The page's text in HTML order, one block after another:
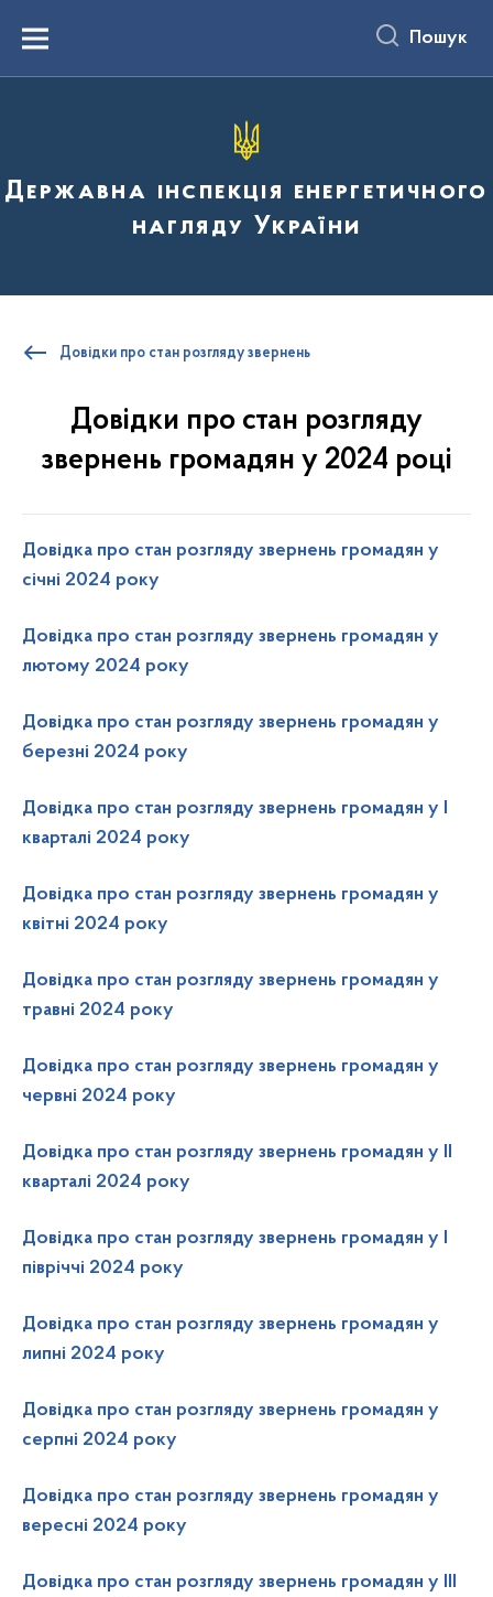
вмістуMenu Пошук
Державна інспекція енергетичного
нагляду України
Довідки про стан розгляду звернень
Довідки про стан розгляду
звернень громадян у 2024 році
Довідка про стан розгляду звернень громадян у
січні 2024 року
Довідка про стан розгляду звернень громадян у
лютому 2024 року
Довідка про стан розгляду звернень громадян у
березні 2024 року
Довідка про стан розгляду звернень громадян у I
кварталі 2024 року
Довідка про стан розгляду звернень громадян у
квітні 2024 року
Довідка про стан розгляду звернень громадян у
травні 2024 року
Довідка про стан розгляду звернень громадян у
червні 2024 року
Довідка про стан розгляду звернень громадян у ІІ
кварталі 2024 року
Довідка про стан розгляду звернень громадян у І
півріччі 2024 року
Довідка про стан розгляду звернень громадян у
липні 2024 року
Довідка про стан розгляду звернень громадян у
серпні 2024 року
Довідка про стан розгляду звернень громадян у
вересні 2024 року
Довідка про стан розгляду звернень громадян у III